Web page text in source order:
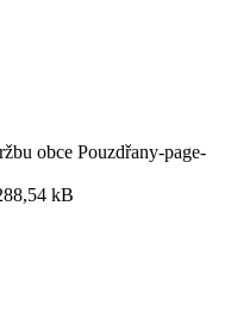
obce Pouzdřany-page-
kB